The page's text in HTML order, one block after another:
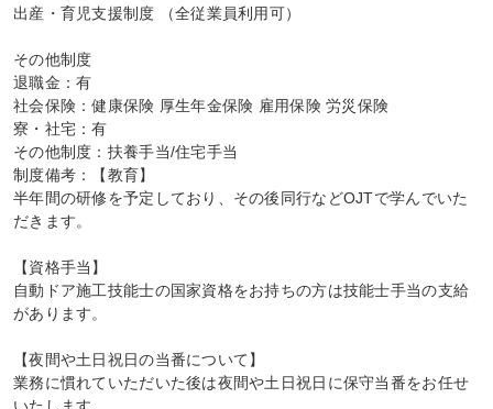
出産・育児支援制度 （全従業員利用可）
その他制度
退職金：有
社会保険：健康保険 厚生年金保険 雇用保険 労災保険
寮・社宅：有
その他制度：扶養手当/住宅手当
制度備考：【教育】
半年間の研修を予定しており、その後同行などOJTで学んでいた
だきます。
【資格手当】
自動ドア施工技能士の国家資格をお持ちの方は技能士手当の支給
があります。
【夜間や土日祝日の当番について】
業務に慣れていただいた後は夜間や土日祝日に保守当番をお任せ